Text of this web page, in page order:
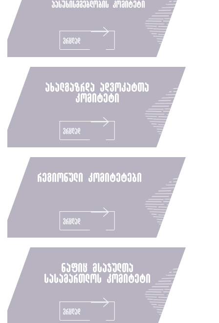
პასუხისმგებლობის კომიტეტი
ვრცლად
ახალგაზრდა ადვოკატთა
კომიტეტი
ვრცლად
რეგიონული კომიტეტები
ვრცლად
ნაფიც მსაჯულთა
სასამართლოს კომიტეტი
ვრცლად